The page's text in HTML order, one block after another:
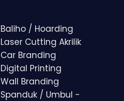
Baliho / Hoarding
Laser Cutting Akrilik
Car Branding
Digital Printing
Wall Branding
Spanduk / Umbul -